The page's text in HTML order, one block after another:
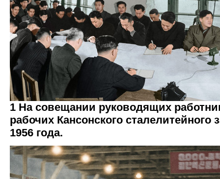
1 На совещании руководящих
рабочих Кансонского сталелитейного
1956 года.